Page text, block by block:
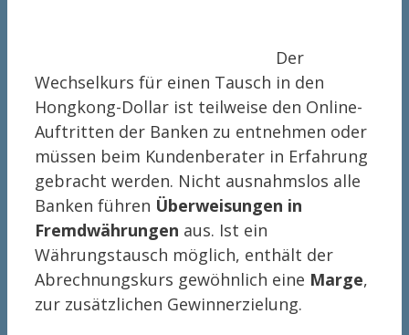
Der
Wechselkurs für einen Tausch in den
Hongkong-Dollar ist teilweise den Online-
Auftritten der Banken zu entnehmen oder
müssen beim Kundenberater in Erfahrung
gebracht werden. Nicht ausnahmslos alle
Banken führen Überweisungen in
Fremdwährungen aus. Ist ein
Währungstausch möglich, enthält der
Abrechnungskurs gewöhnlich eine Marge,
zur zusätzlichen Gewinnerzielung.